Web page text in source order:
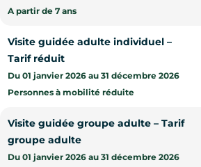
A partir de 7 ans
Visite guidée adulte individuel –
Tarif réduit
Du 01 janvier 2026 au 31 décembre 2026
Personnes à mobilité réduite
Visite guidée groupe adulte – Tarif
groupe adulte
Du 01 janvier 2026 au 31 décembre 2026